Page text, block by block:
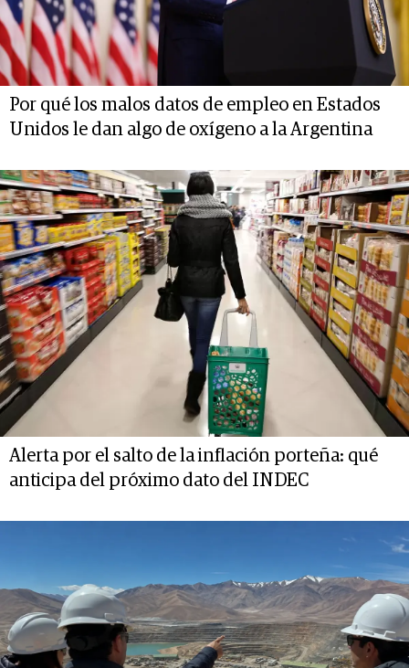
Por qué los malos datos de empleo en Estados
Unidos le dan algo de oxígeno a la Argentina
Alerta por el salto de la inflación porteña: qué
anticipa del próximo dato del INDEC